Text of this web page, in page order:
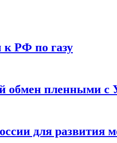
к РФ по газу
обмен пленными с
для развития